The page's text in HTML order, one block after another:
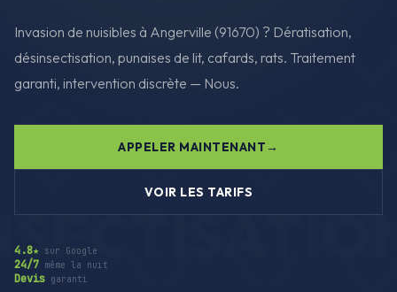
Invasion de nuisibles à Angerville (91670) ? Dératisation,
désinsectisation, punaises de lit, cafards, rats. Traitement
garanti, intervention discrète — Nous.
APPELER MAINTENANT
VOIR LES TARIFS
4.8★ sur Google
24/7 même la nuit
Devis garanti